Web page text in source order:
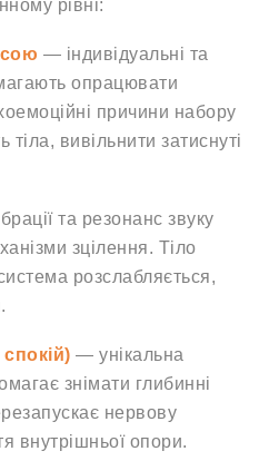
рівні:
— індивідуальні та
опрацювати
причини набору
тіла, вивільнити затиснуті
та резонанс звуку
зцілення. Тіло
розслабляється,
— унікальна
знімати глибинні
нервову
внутрішньої опори.